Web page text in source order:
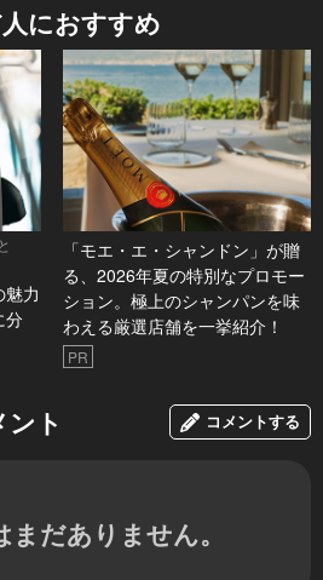
におすすめ
力
分
「モエ・エ・シャンドン」が贈
る、2026年夏の特別なプロモー
ション。極上のシャンパンを味
わえる厳選店舗を一挙紹介！
PR
ト コメントする
だありません。